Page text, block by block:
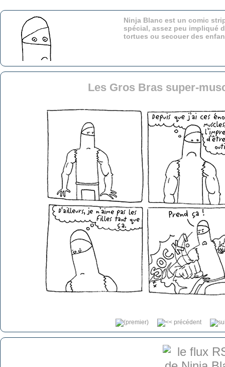
Ninja Blanc est un comic
spécial, assez peu impliqué
tortues ou secouer des
Les Gros Bras super-